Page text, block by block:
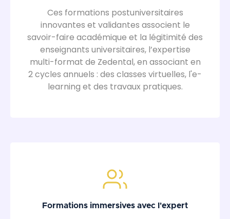
Ces formations postuniversitaires
innovantes et validantes associent le
savoir-faire académique et la légitimité des
enseignants universitaires, l’expertise
multi-format de Zedental, en associant en
2 cycles annuels : des classes virtuelles, l'e-
learning et des travaux pratiques.
Formations immersives avec l'expert